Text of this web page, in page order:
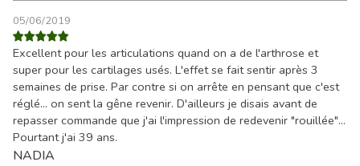
05/06/2019
Excellent pour les articulations quand on a de l'arthrose et
super pour les cartilages usés. L'effet se fait sentir après 3
semaines de prise. Par contre si on arrête en pensant que c'est
réglé... on sent la gêne revenir. D'ailleurs je disais avant de
repasser commande que j'ai l'impression de redevenir "rouillée"...
Pourtant j'ai 39 ans.
NADIA